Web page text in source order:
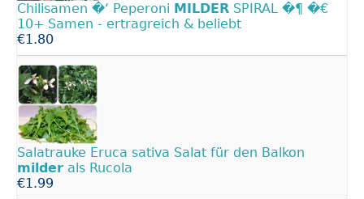
Chilisamen �‘ Peperoni MILDER SPIRAL �¶️ �€
10+ Samen - ertragreich & beliebt
€1.80
Salatrauke Eruca sativa Salat für den Balkon
milder als Rucola
€1.99